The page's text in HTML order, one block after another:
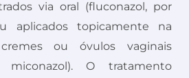
via oral (fluconazol, por
aplicados topicamente na
ou óvulos vaginais
miconazol). O tratamento